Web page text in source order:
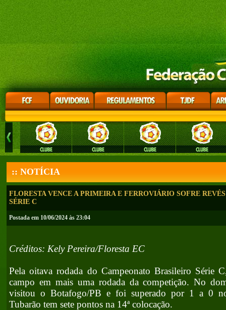
:: NOTÍCIA
FLORESTA VENCE A PRIMEIRA E FERROVIÁRIO SOFRE
SÉRIE C
Postada em 10/06/2024 às 23:04
Créditos: Kely Pereira/Floresta EC
Pela oitava rodada do Campeonato Brasileiro Série
campo em mais uma rodada da competição. No
visitou o Botafogo/PB e foi superado por 1 a 0
Tubarão tem sete pontos na 14ª colocação.